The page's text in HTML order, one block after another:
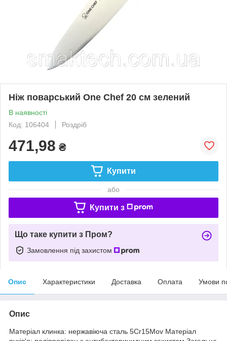
Ніж поварський One Chef 20 см зелений
В наявності
Код: 106404
Роздріб
471,98 ₴
Купити
або
Купити з
Що таке купити з Пром?
Замовлення під захистом
Опис Характеристики Доставка Оплата Умови
Опис
Матеріал клинка: нержавіюча сталь 5Cr15Mov Матеріал